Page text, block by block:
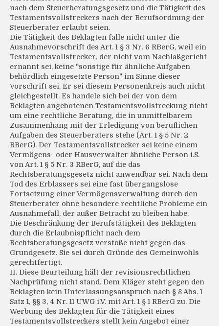
nach dem Steuerberatungsgesetz und die Tätigkeit des
Testamentsvollstreckers nach der Berufsordnung der
Steuerberater erlaubt seien.
Die Tätigkeit des Beklagten falle nicht unter die
Ausnahmevorschrift des Art. 1 § 3 Nr. 6 RBerG, weil ein
Testamentsvollstrecker, der nicht vom Nachlaßgericht
ernannt sei, keine "sonstige für ähnliche Aufgaben
behördlich eingesetzte Person" im Sinne dieser
Vorschrift sei. Er sei diesem Personenkreis auch nicht
gleichgestellt. Es handele sich bei der von dem
Beklagten angebotenen Testamentsvollstreckung nicht
um eine rechtliche Beratung, die in unmittelbarem
Zusammenhang mit der Erledigung von beruflichen
Aufgaben des Steuerberaters stehe (Art. 1 § 5 Nr. 2
RBerG). Der Testamentsvollstrecker sei keine einem
Vermögens- oder Hausverwalter ähnliche Person i.S.
von Art. 1 § 5 Nr. 3 RBerG, auf die das
Rechtsberatungsgesetz nicht anwendbar sei. Nach dem
Tod des Erblassers sei eine fast übergangslose
Fortsetzung einer Vermögensverwaltung durch den
Steuerberater ohne besondere rechtliche Probleme ein
Ausnahmefall, der außer Betracht zu bleiben habe.
Die Beschränkung der Berufstätigkeit des Beklagten
durch die Erlaubnispflicht nach dem
Rechtsberatungsgesetz verstoße nicht gegen das
Grundgesetz. Sie sei durch Gründe des Gemeinwohls
gerechtfertigt.
II. Diese Beurteilung hält der revisionsrechtlichen
Nachprüfung nicht stand. Dem Kläger steht gegen den
Beklagten kein Unterlassungsanspruch nach § 8 Abs. 1
Satz 1, §§ 3, 4 Nr. 11 UWG i.V. mit Art. 1 § 1 RBerG zu. Die
Werbung des Beklagten für die Tätigkeit eines
Testamentsvollstreckers stellt kein Angebot einer